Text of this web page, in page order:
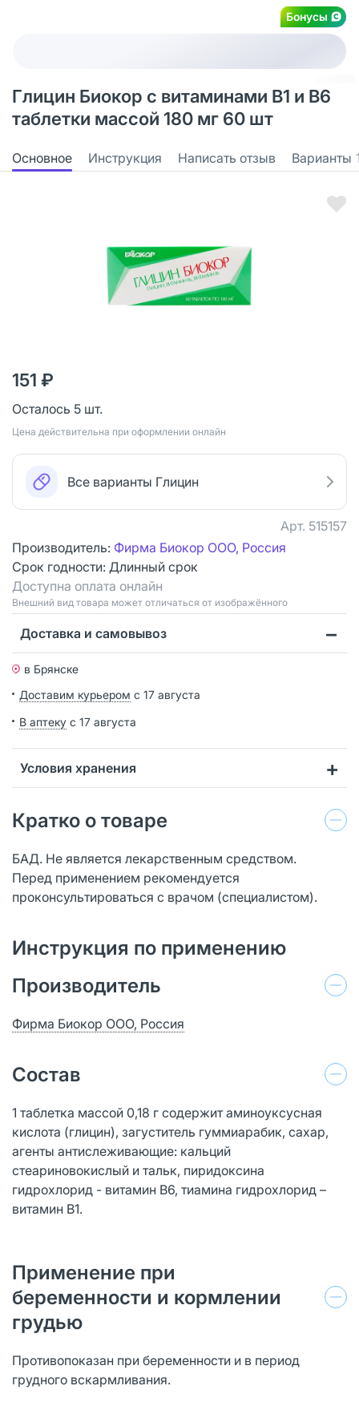
Бонусы
Глицин Биокор с витаминами В1 и В6
таблетки массой 180 мг 60 шт
Основное Инструкция Написать отзыв Варианты
151 ₽
Осталось 5 шт.
Цена действительна при оформлении онлайн
Все варианты Глицин
Арт. 515157
Производитель: Фирма Биокор ООО, Россия
Срок годности: Длинный срок
Доступна оплата онлайн
Bнешний вид товара может отличаться от изображённого
Доставка и самовывоз
в Брянске
Доставим курьером с 17 августа
В аптеку с 17 августа
Условия хранения
Кратко о товаре
БАД. Не является лекарственным средством.
Перед применением рекомендуется
проконсультироваться с врачом (специалистом).
Инструкция по применению
Производитель
Фирма Биокор ООО, Россия
Состав
1 таблетка массой 0,18 г содержит аминоуксусная
кислота (глицин), загуститель гуммиарабик, сахар,
агенты антислеживающие: кальций
стеариновокислый и тальк, пиридоксина
гидрохлорид - витамин B6, тиамина гидрохлорид –
витамин В1.
Применение при
беременности и кормлении
грудью
Противопоказан при беременности и в период
грудного вскармливания.